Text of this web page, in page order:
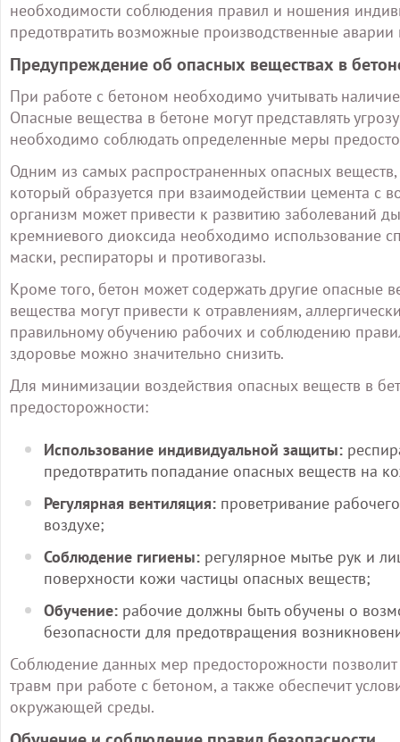
необходимости соблюдения правил и ношения
предотвратить возможные производственные
Предупреждение об опасных веществах в
При работе с бетоном необходимо учитывать
Опасные вещества в бетоне могут представлять
необходимо соблюдать определенные меры
Одним из самых распространенных опасных
который образуется при взаимодействии цемента с
организм может привести к развитию заболеваний
кремниевого диоксида необходимо использование
маски, респираторы и противогазы.
Кроме того, бетон может содержать другие опасные
вещества могут привести к отравлениям,
правильному обучению рабочих и соблюдению
здоровье можно значительно снизить.
Для минимизации воздействия опасных веществ в
предосторожности:
Использование индивидуальной защиты:
предотвратить попадание опасных веществ на
Регулярная вентиляция: проветривание
воздухе;
Соблюдение гигиены: регулярное мытье рук и
поверхности кожи частицы опасных веществ;
Обучение: рабочие должны быть обучены о
безопасности для предотвращения
Соблюдение данных мер предосторожности
травм при работе с бетоном, а также обеспечит
окружающей среды.